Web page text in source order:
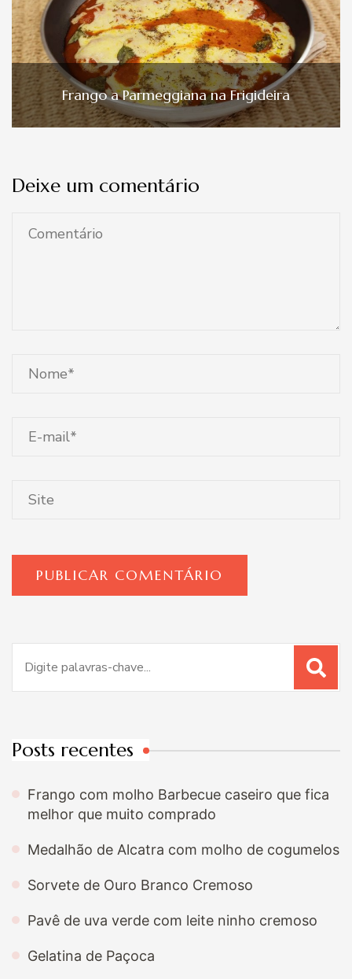
Frango a Parmeggiana na Frigideira
Deixe um comentário
por:
Posts recentes
Frango com molho Barbecue caseiro que fica
melhor que muito comprado
Medalhão de Alcatra com molho de cogumelos
Sorvete de Ouro Branco Cremoso
Pavê de uva verde com leite ninho cremoso
Gelatina de Paçoca